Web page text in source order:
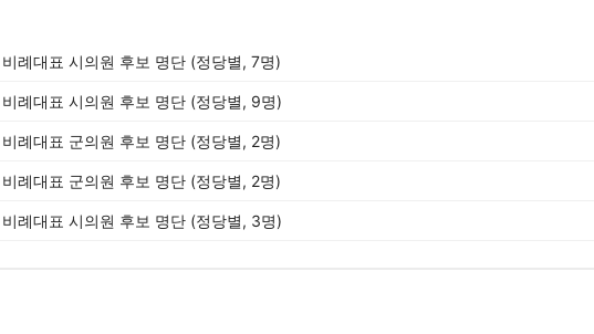
례대표 시의원 후보 명단 (정당별, 7명)
례대표 시의원 후보 명단 (정당별, 9명)
례대표 군의원 후보 명단 (정당별, 2명)
례대표 군의원 후보 명단 (정당별, 2명)
례대표 시의원 후보 명단 (정당별, 3명)